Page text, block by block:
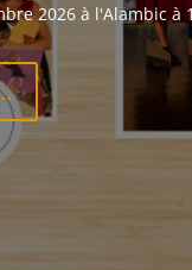
2026 à l'Alambic à